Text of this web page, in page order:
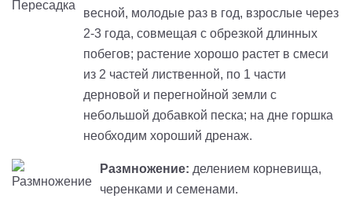
весной, молодые раз в год, взрослые через
2-3 года, совмещая с обрезкой длинных
побегов; растение хорошо растет в смеси
из 2 частей лиственной, по 1 части
дерновой и перегнойной земли с
небольшой добавкой песка; на дне горшка
необходим хороший дренаж.
Размножение: делением корневища,
черенками и семенами.